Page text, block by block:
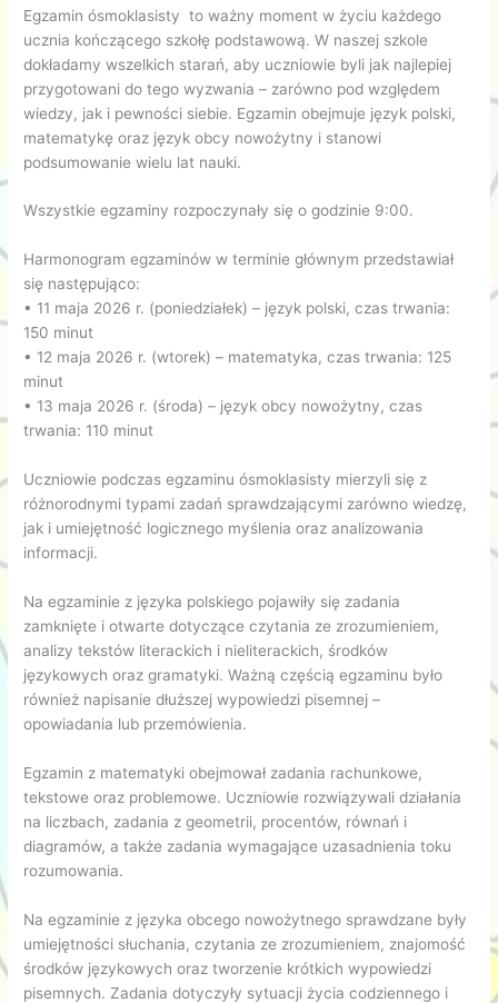
Egzamin ósmoklasisty to ważny moment w życiu każdego
ucznia kończącego szkołę podstawową. W naszej szkole
dokładamy wszelkich starań, aby uczniowie byli jak najlepiej
przygotowani do tego wyzwania – zarówno pod względem
wiedzy, jak i pewności siebie. Egzamin obejmuje język polski,
matematykę oraz język obcy nowożytny i stanowi
podsumowanie wielu lat nauki.
Wszystkie egzaminy rozpoczynały się o godzinie 9:00.
Harmonogram egzaminów w terminie głównym przedstawiał
się następująco:
• 11 maja 2026 r. (poniedziałek) – język polski, czas trwania:
150 minut
• 12 maja 2026 r. (wtorek) – matematyka, czas trwania: 125
minut
• 13 maja 2026 r. (środa) – język obcy nowożytny, czas
trwania: 110 minut
Uczniowie podczas egzaminu ósmoklasisty mierzyli się z
różnorodnymi typami zadań sprawdzającymi zarówno wiedzę,
jak i umiejętność logicznego myślenia oraz analizowania
informacji.
Na egzaminie z języka polskiego pojawiły się zadania
zamknięte i otwarte dotyczące czytania ze zrozumieniem,
analizy tekstów literackich i nieliterackich, środków
językowych oraz gramatyki. Ważną częścią egzaminu było
również napisanie dłuższej wypowiedzi pisemnej –
opowiadania lub przemówienia.
Egzamin z matematyki obejmował zadania rachunkowe,
tekstowe oraz problemowe. Uczniowie rozwiązywali działania
na liczbach, zadania z geometrii, procentów, równań i
diagramów, a także zadania wymagające uzasadnienia toku
rozumowania.
Na egzaminie z języka obcego nowożytnego sprawdzane były
umiejętności słuchania, czytania ze zrozumieniem, znajomość
środków językowych oraz tworzenie krótkich wypowiedzi
pisemnych. Zadania dotyczyły sytuacji życia codziennego i